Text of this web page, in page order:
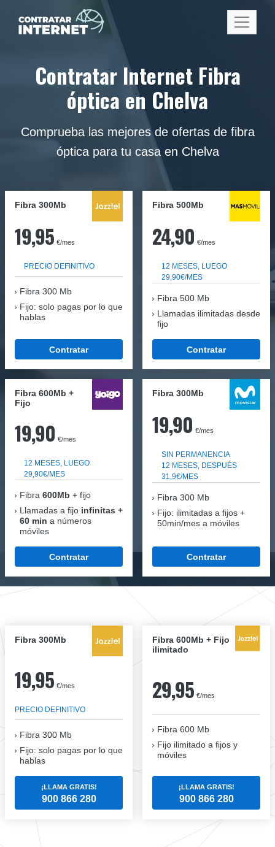
Contratar Internet Fibra
óptica en Chelva
Comprueba las mejores de ofertas de fibra
óptica para tu casa en Chelva
Fibra 300Mb
19,95 €/mes
PRECIO DEFINITIVO
Fibra 300 Mb
Fijo: solo pagas por lo que
hablas
Contratar
Fibra 500Mb
24,90 €/mes
12 MESES, LUEGO
29,90€/MES
Fibra 500 Mb
Llamadas ilimitadas desde
fijo
Contratar
Fibra 600Mb +
Fijo
19,90 €/mes
12 MESES, LUEGO
29,90€/MES
Fibra 600Mb + fijo
Llamadas a fijo infinitas +
60 min a números
móviles
Contratar
Fibra 300Mb
19,90 €/mes
SIN PERMANENCIA
12 MESES, DESPUÉS
31,9€/MES
Fibra 300 Mb
Fijo: ilimitadas a fijos +
50min/mes a móviles
Contratar
Fibra 300Mb
19,95 €/mes
PRECIO DEFINITIVO
Fibra 300 Mb
Fijo: solo pagas por lo que
hablas
¡LLAMA GRATIS!
900 866 280
Fibra 600Mb + Fijo
ilimitado
29,95 €/mes
Fibra 600 Mb
Fijo ilimitado a fijos y
móviles
¡LLAMA GRATIS!
900 866 280